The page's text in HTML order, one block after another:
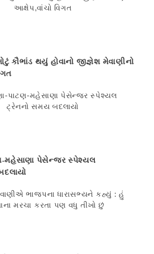
કૌભાંડ થયું હોવાનો જીજ્ઞેશ મેવાણીનો
મહેસાણા પેસેન્જર સ્પેશ્યલ